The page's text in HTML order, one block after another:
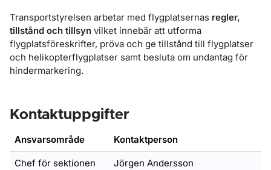
Transportstyrelsen arbetar med flygplatsernas regler,
tillstånd och tillsyn vilket innebär att utforma
flygplatsföreskrifter, pröva och ge tillstånd till flygplatser
och helikopterflygplatser samt besluta om undantag för
hindermarkering.
Kontaktuppgifter
Ansvarsområde Kontaktperson
Chef för sektionen
Jörgen Andersson